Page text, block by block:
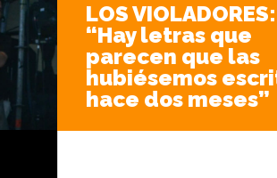
LOS VIOLADORES:
“Hay letras que
parecen que las
hubiésemos
hace dos meses”